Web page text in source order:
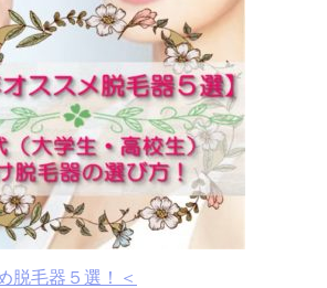
脱毛器５選！＜